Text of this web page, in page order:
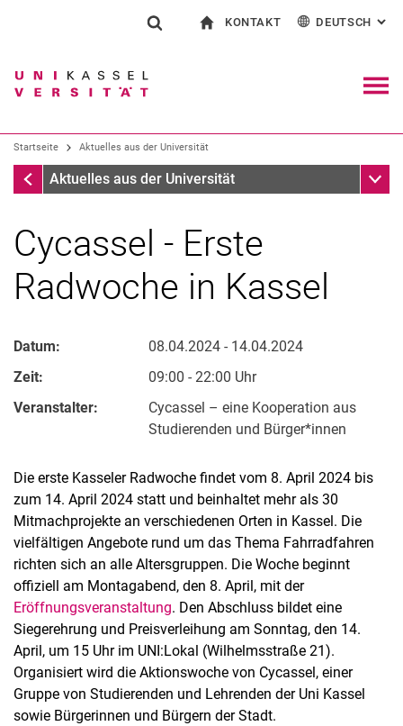
Springe direkt zu: Inhalt
Springe direkt zu: Suche
Springe direkt zu:
Suchen (öffnet externen Link in einem
KONTAKT
Kontakt für Presse und Öffentlichkeit
Einrichtungen suchen
DEUTSCH :
Startseite Aktuelles aus der Universität
Startseite
Aktuelles aus der Universität
Cycassel - Erste
Radwoche in Kassel
Datum:
08.04.2024 - 14.04.2024
Zeit:
09:00 - 22:00 Uhr
Veranstalter:
Cycassel – eine Kooperation aus
Studierenden und Bürger*innen
Die erste Kasseler Radwoche findet vom 8. April 2024 bis
zum 14. April 2024 statt und beinhaltet mehr als 30
Mitmachprojekte an verschiedenen Orten in Kassel. Die
vielfältigen Angebote rund um das Thema Fahrradfahren
richten sich an alle Altersgruppen. Die Woche beginnt
offiziell am Montagabend, den 8. April, mit der
Eröffnungsveranstaltung. Den Abschluss bildet eine
Siegerehrung und Preisverleihung am Sonntag, den 14.
April, um 15 Uhr im UNI:Lokal (Wilhelmsstraße 21).
Organisiert wird die Aktionswoche von Cycassel, einer
Gruppe von Studierenden und Lehrenden der Uni Kassel
sowie Bürgerinnen und Bürgern der Stadt.